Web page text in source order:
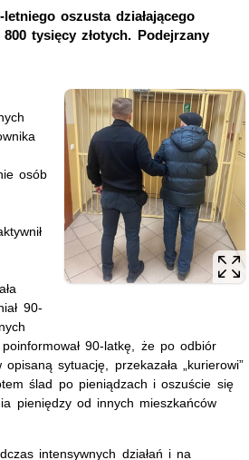
oszusta działającego
tysięcy złotych. Podejrzany
osób
90-
90-latkę, że po odbiór
sytuację, przekazała
„kurierowi”
ślad po pieniądzach i oszuście się
pieniędzy od innych mieszkańców
intensywnych działań i na